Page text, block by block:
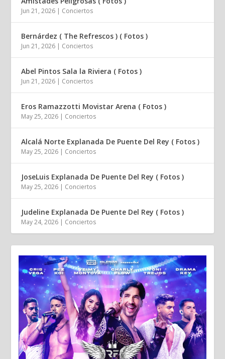
Jun 21, 2026 | Conciertos
Bernárdez ( The Refrescos ) ( Fotos )
Jun 21, 2026 | Conciertos
Abel Pintos Sala la Riviera ( Fotos )
Jun 21, 2026 | Conciertos
Eros Ramazzotti Movistar Arena ( Fotos )
May 25, 2026 | Conciertos
Alcalá Norte Explanada De Puente Del Rey ( Fotos )
May 25, 2026 | Conciertos
JoseLuis Explanada De Puente Del Rey ( Fotos )
May 25, 2026 | Conciertos
Judeline Explanada De Puente Del Rey ( Fotos )
May 24, 2026 | Conciertos